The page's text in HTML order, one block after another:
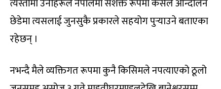
त्यस्तोमा उनीहरूले नेपालमा सशक्त रूपमा कसैले आन्दोलन
छेडेमा त्यसलाई जुनसुकै प्रकारले सहयोग पुर्‍याउने बताएका
रहेछन् ।
नभन्दै मैले व्यक्तिगत रूपमा कुनै किसिमले नपत्याएको ठूलो